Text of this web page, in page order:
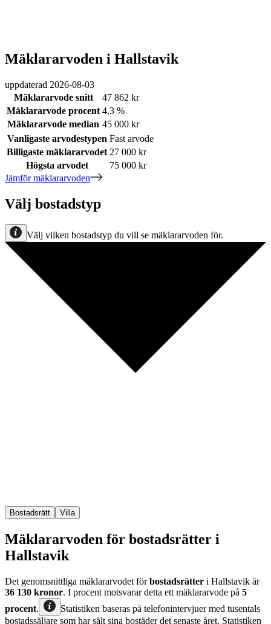
Mäklararvoden i Hallstavik
uppdaterad 2026-08-03
Mäklararvode snitt
47 862 kr
Mäklararvode procent 4,3 %
Mäklararvode median 45 000 kr
Vanligaste arvodestypen Fast arvode
Billigaste mäklararvodet 27 000 kr
Högsta arvodet
75 000 kr
Jämför mäklararvoden
Välj bostadstyp
Välj vilken bostadstyp du vill se mäklararvoden för.
Bostadsrätt Villa
Mäklararvoden för bostadsrätter i
Hallstavik
Det genomsnittliga mäklararvodet förbostadsrätter i Hallstavik är
36 130 kronor. I procent motsvarar detta ett mäklararvode på 5
procent.
Statistiken baseras på telefonintervjuer med tusentals
bostadssäljare som har sålt sina bostäder det senaste året. Statistiken